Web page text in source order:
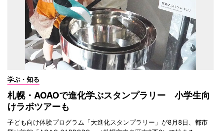
学ぶ・知る
札幌・AOAOで進化学ぶスタンプラリー 小学生向
けラボツアーも
子ども向け体験プログラム「大進化スタンプラリー」が8月8日、都市